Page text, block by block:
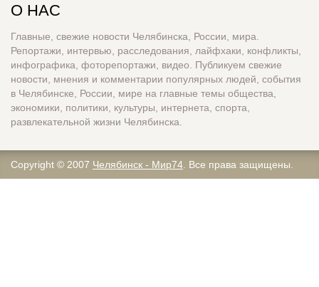
О НАС
Главные, свежие новости Челябинска, России, мира.
Репортажи, интервью, расследования, лайфхаки, конфликты,
инфографика, фоторепортажи, видео. Публикуем свежие
новости, мнения и комментарии популярных людей, события
в Челябинске, России, мире на главные темы общества,
экономики, политики, культуры, интернета, спорта,
развлекательной жизни Челябинска.
Copyright © 2007 Челябинск - Мир74 . Все права защищены.